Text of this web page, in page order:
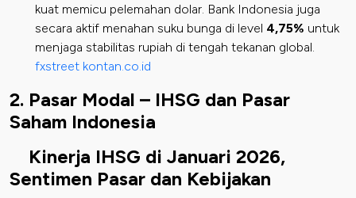
kuat memicu pelemahan dolar. Bank Indonesia juga
secara aktif menahan suku bunga di level 4,75% untuk
menjaga stabilitas rupiah di tengah tekanan global.
fxstreet kontan.co.id
2. Pasar Modal – IHSG dan Pasar
Saham Indonesia
Kinerja IHSG di Januari 2026,
Sentimen Pasar dan Kebijakan